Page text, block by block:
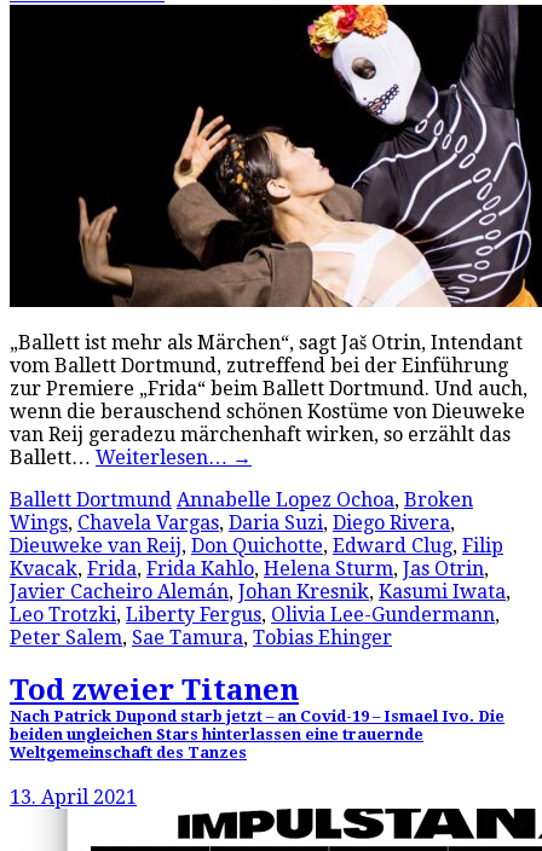
„Ballett ist mehr als Märchen“, sagt Jaš Otrin, Intendant
vom Ballett Dortmund, zutreffend bei der Einführung
zur Premiere „Frida“ beim Ballett Dortmund. Und auch,
wenn die berauschend schönen Kostüme von Dieuweke
van Reij geradezu märchenhaft wirken, so erzählt das
Ballett… Weiterlesen… →
Ballett Dortmund Annabelle Lopez Ochoa, Broken
Wings, Chavela Vargas, Daria Suzi, Diego Rivera,
Dieuweke van Reij, Don Quichotte, Edward Clug, Filip
Kvacak, Frida, Frida Kahlo, Helena Sturm, Jas Otrin,
Javier Cacheiro Alemán, Johan Kresnik, Kasumi Iwata,
Leo Trotzki, Liberty Fergus, Olivia Lee-Gundermann,
Peter Salem, Sae Tamura, Tobias Ehinger
Tod zweier Titanen
Nach Patrick Dupond starb jetzt – an Covid-19 – Ismael Ivo. Die
beiden ungleichen Stars hinterlassen eine trauernde
Weltgemeinschaft des Tanzes
13. April 2021